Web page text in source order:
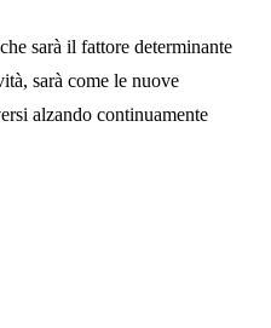
sarà il fattore determinante
sarà come le nuove
alzando continuamente